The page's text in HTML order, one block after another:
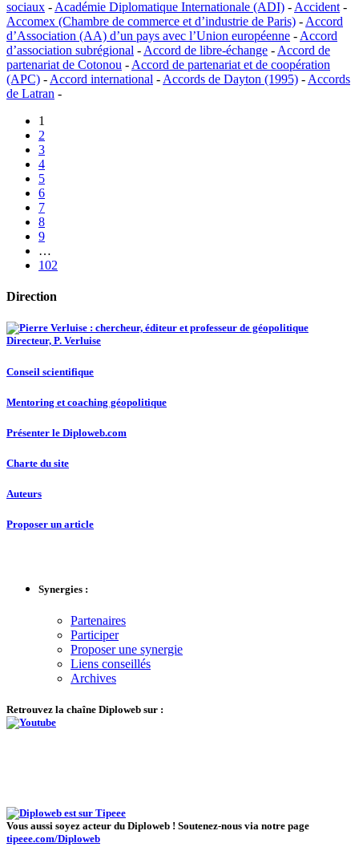
sociaux - Académie Diplomatique Internationale (ADI) - Accident -
Accomex (Chambre de commerce et d’industrie de Paris) - Accord
d’Association (AA) d’un pays avec l’Union européenne - Accord
d’association subrégional - Accord de libre-échange - Accord de
partenariat de Cotonou - Accord de partenariat et de coopération
(APC) - Accord international - Accords de Dayton (1995) - Accords
de Latran -
1
2
3
4
5
6
7
8
9
…
102
Direction
Directeur, P. Verluise
Conseil scientifique
Mentoring et coaching géopolitique
Présenter le Diploweb.com
Charte du site
Auteurs
Proposer un article
Synergies :
Partenaires
Participer
Proposer une synergie
Liens conseillés
Archives
Retrouvez la chaîne Diploweb sur :
Vous aussi soyez acteur du Diploweb ! Soutenez-nous via notre page
tipeee.com/Diploweb